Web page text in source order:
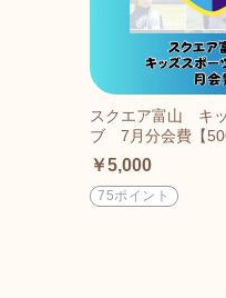
スクエア富山 キ
ブ 7月分会費【
￥5,000
75ポイント